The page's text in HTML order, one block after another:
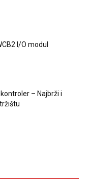
I/O modul
– Najbrži i